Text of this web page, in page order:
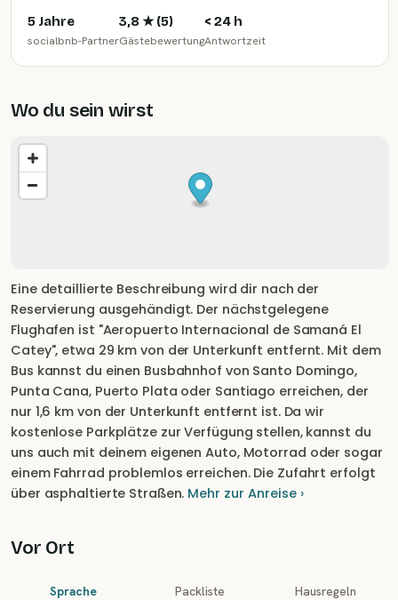
5 Jahre
socialbnb-Partner
3,8★ (5)
Gästebewertung
< 24 h
Antwortzeit
Wo du sein wirst
Eine detaillierte Beschreibung wird dir nach der
Reservierung ausgehändigt. Der nächstgelegene
Flughafen ist "Aeropuerto Internacional de Samaná El
Catey", etwa 29 km von der Unterkunft entfernt. Mit dem
Bus kannst du einen Busbahnhof von Santo Domingo,
Punta Cana, Puerto Plata oder Santiago erreichen, der
nur 1,6 km von der Unterkunft entfernt ist. Da wir
kostenlose Parkplätze zur Verfügung stellen, kannst du
uns auch mit deinem eigenen Auto, Motorrad oder sogar
einem Fahrrad problemlos erreichen. Die Zufahrt erfolgt
über asphaltierte Straßen. Mehr zur Anreise ›
Vor Ort
Sprache Packliste Hausregeln